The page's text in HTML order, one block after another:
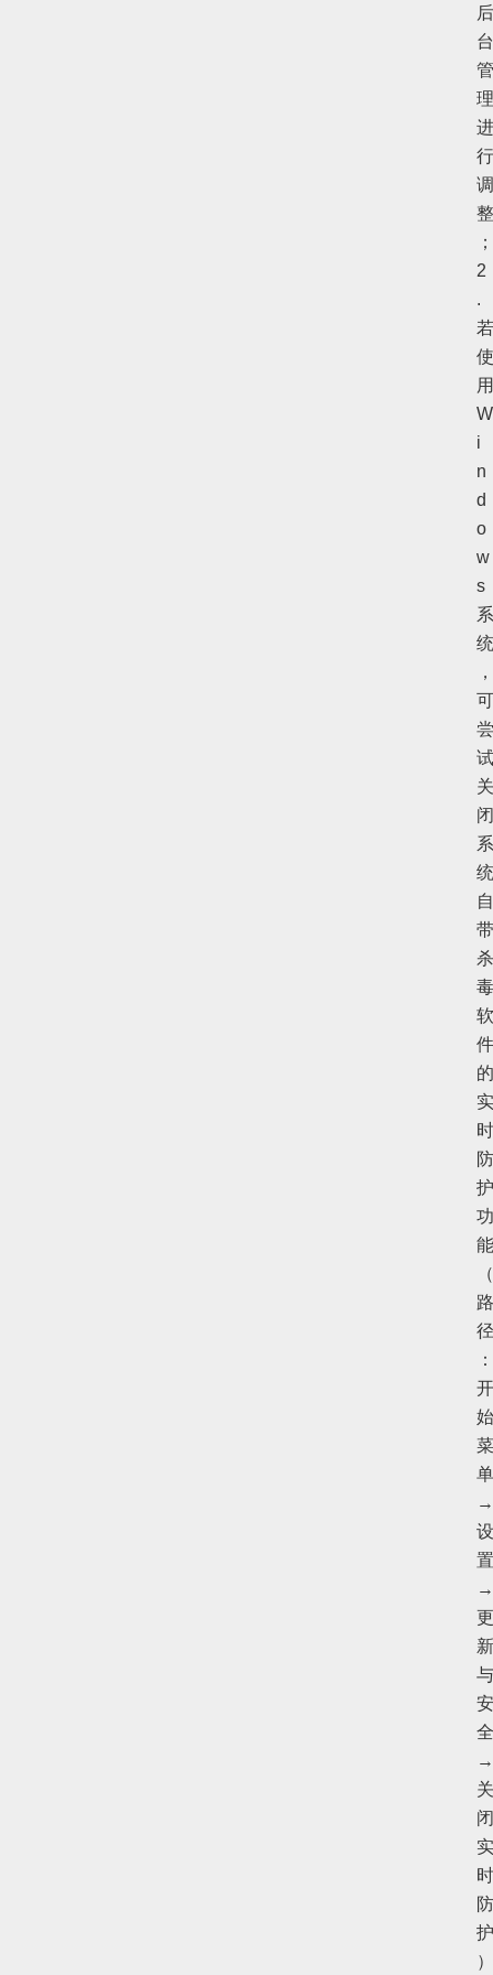
后
台
管
理
进
行
调
整
；
2
.
若
使
用
W
i
n
d
o
w
s
系
统
，
可
尝
试
关
闭
系
统
自
带
杀
毒
软
件
的
实
时
防
护
功
能
（
路
径
：
开
始
菜
单
→
设
置
→
更
新
与
安
全
→
关
闭
实
时
防
护
）